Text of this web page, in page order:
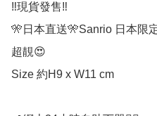
‼️現貨發售‼️
🎌日本直送🎌Sanrio 日本限
超靚😍
Size 約H9 x W11 cm